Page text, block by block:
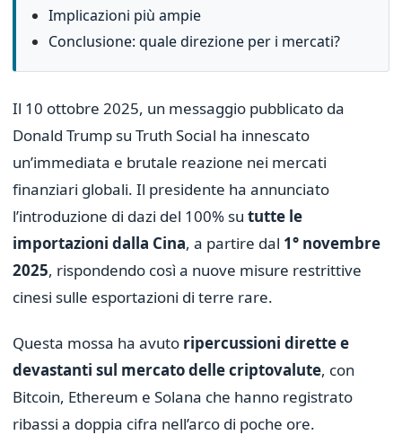
Implicazioni più ampie
Conclusione: quale direzione per i mercati?
Il 10 ottobre 2025, un messaggio pubblicato da
Donald Trump su Truth Social ha innescato
un’immediata e brutale reazione nei mercati
finanziari globali. Il presidente ha annunciato
l’introduzione di dazi del 100% su tutte le
importazioni dalla Cina, a partire dal 1° novembre
2025, rispondendo così a nuove misure restrittive
cinesi sulle esportazioni di terre rare.
Questa mossa ha avuto ripercussioni dirette e
devastanti sul mercato delle criptovalute, con
Bitcoin, Ethereum e Solana che hanno registrato
ribassi a doppia cifra nell’arco di poche ore.